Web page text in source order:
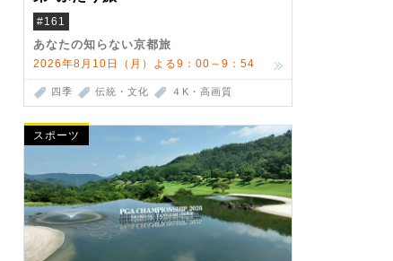
#161
あなたの知らない京都旅
2026年8月10日（月）よる9：00～9：54
四季 伝統・文化 ４K・高画質
スポーツ